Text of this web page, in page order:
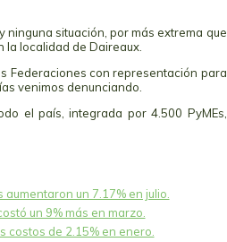
ninguna situación, por más extrema que
la localidad de Daireaux.
Federaciones con representación para
venimos denunciando.
el país, integrada por 4.500 PyMEs,
un 7.17% en julio.
un 9% más en marzo.
costos de 2.15% en enero.